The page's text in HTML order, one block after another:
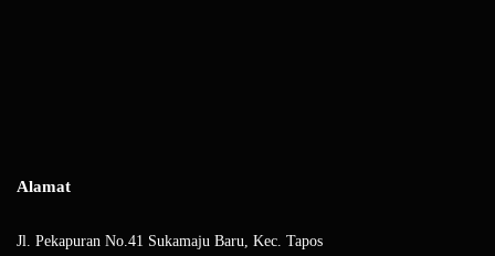
Alamat
Jl. Pekapuran No.41 Sukamaju Baru, Kec. Tapos